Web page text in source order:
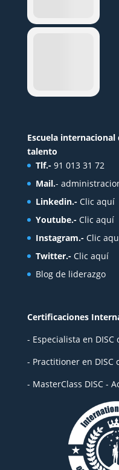
Escuela
talento
Tlf.- 91 013 31 72
Mail.-
Linkedin.- Clic aquí
Youtube.- Clic aquí
Instagram.- Clic
Twitter.- Clic aquí
Blog de liderazgo
Certificaciones
- Especialista en
- Practitioner en DISC
- MasterClass DISC -